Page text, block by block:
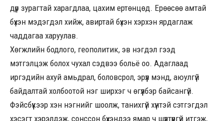
дүр зурагтай харагдлаа, цахим ертөнцөд. Ерөөсөө амтай
бүхэн мэдэгдэл хийж, авиртай бүхэн хэрхэн ярдаглаж
чаддагаа харуулав.
Хөгжлийн бодлого, геополитик, эв нэгдэл гээд
мэтгэлцэж болох чухал сэдвээ больё оо. Адаглаад
иргэдийн ахуй амьдрал, боловсрол, эрүүл мэнд, аюулгүй
байдалтай холбоотой нэг ширхэг ч өгүүлбэр байсангүй.
Фэйсбүүкээр хэн нэгнийг шоолж, танихгүй хүнтэй сэтгэгдэл
хэсэгт хэрэлдэж, сонссон бүхэндээ ямар ч шүүлтүүргүй итгэж,